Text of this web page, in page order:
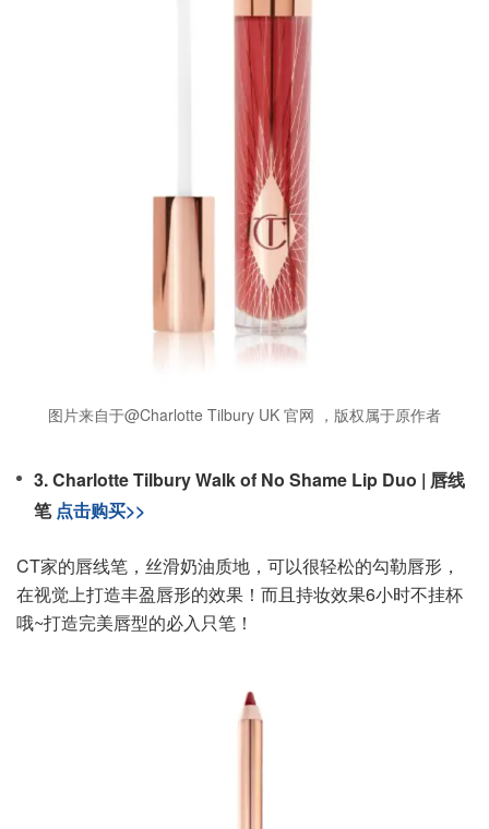
图片来自于@Charlotte Tilbury UK 官网 ，版权属于原作者
3. Charlotte Tilbury Walk of No Shame Lip Duo | 唇线
笔点击购买>>
CT家的唇线笔，丝滑奶油质地，可以很轻松的勾勒唇形，
在视觉上打造丰盈唇形的效果！而且持妆效果6小时不挂杯
哦~打造完美唇型的必入只笔！